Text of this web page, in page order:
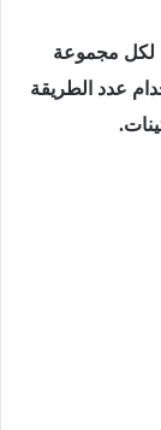
لكل مجموعة
عدد الطريقة